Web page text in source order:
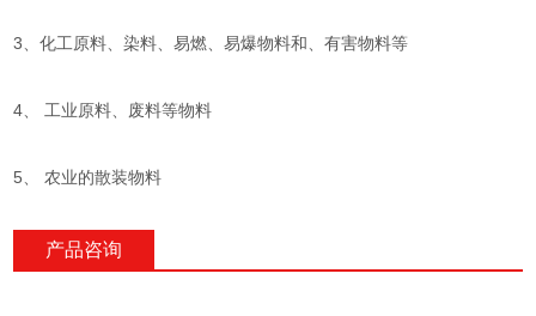
3、化工原料、染料、易燃、易爆物料和、有害物料等
4、 工业原料、废料等物料
5、 农业的散装物料
产品咨询